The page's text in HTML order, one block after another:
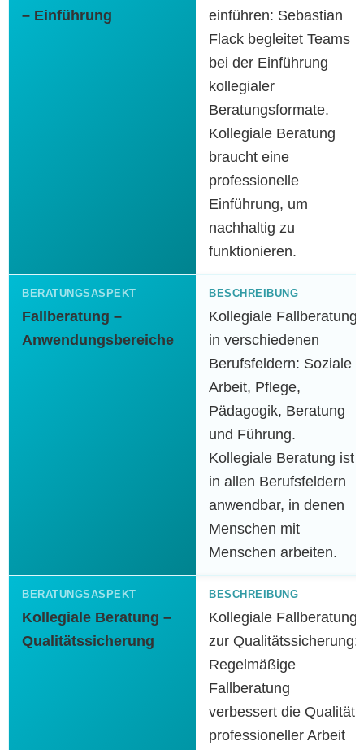
– Einführung
einführen: Sebastian
Flack begleitet Teams
bei der Einführung
kollegialer
Beratungsformate.
Kollegiale Beratung
braucht eine
professionelle
Einführung, um
nachhaltig zu
funktionieren.
Fallberatung –
Anwendungsbereiche
Kollegiale Fallberatung
in verschiedenen
Berufsfeldern: Soziale
Arbeit, Pflege,
Pädagogik, Beratung
und Führung.
Kollegiale Beratung ist
in allen Berufsfeldern
anwendbar, in denen
Menschen mit
Menschen arbeiten.
Kollegiale Beratung –
Qualitätssicherung
Kollegiale Fallberatung
zur Qualitätssicherung:
Regelmäßige
Fallberatung
verbessert die Qualität
professioneller Arbeit